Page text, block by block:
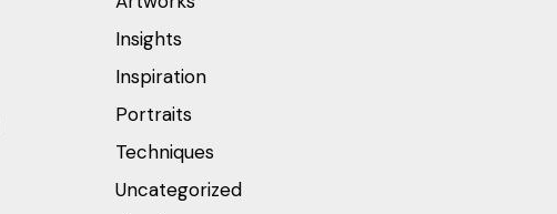
Insights
Inspiration
Portraits
Techniques
Uncategorized